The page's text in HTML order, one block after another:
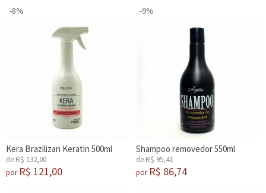
-8%
Kera Brazilizan Keratin 500ml
de R$ 132,00
por R$ 121,00
-9%
Shampoo removedor 550ml
de R$ 95,41
por R$ 86,74